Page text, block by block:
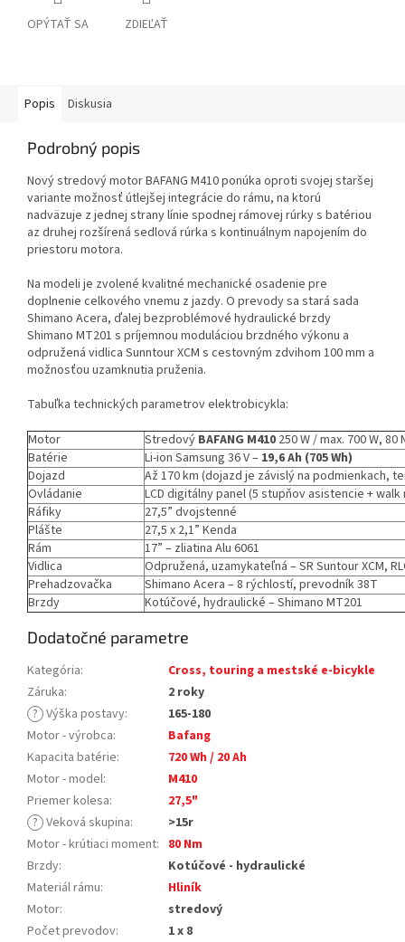
OPÝTAŤ SA ZDIEĽAŤ
Popis Diskusia
Podrobný popis
Nový stredový motor BAFANG M410 ponúka oproti svojej staršej
variante možnosť útlejšej integrácie do rámu, na ktorú
nadväzuje z jednej strany línie spodnej rámovej rúrky s batériou
az druhej rozšírená sedlová rúrka s kontinuálnym napojením do
priestoru motora.
Na modeli je zvolené kvalitné mechanické osadenie pre
doplnenie celkového vnemu z jazdy. O prevody sa stará sada
Shimano Acera, ďalej bezproblémové hydraulické brzdy
Shimano MT201 s príjemnou moduláciou brzdného výkonu a
odpružená vidlica Sunntour XCM s cestovným zdvihom 100 mm a
možnosťou uzamknutia pruženia.
Tabuľka technických parametrov elektrobicykla:
Motor
Stredový BAFANG M410 250 W / max. 700 W, 80
Batérie
Li-ion Samsung 36 V – 19,6 Ah (705 Wh)
Dojazd
Až 170 km (dojazd je závislý na podmienkach,
Ovládanie
LCD digitálny panel (5 stupňov asistencie + walk
Ráfiky
27,5” dvojstenné
Plášte
27,5 x 2,1” Kenda
Rám
17” – zliatina Alu 6061
Vidlica
Odpružená, uzamykateľná – SR Suntour XCM,
Prehadzovačka
Shimano Acera – 8 rýchlostí, prevodník 38T
Brzdy
Kotúčové, hydraulické – Shimano MT201
Dodatočné parametre
Kategória:
Cross, touring a mestské e-bicykle
Záruka:
2 roky
? Výška postavy:
165-180
Motor - výrobca:
Bafang
Kapacita batérie:
720 Wh / 20 Ah
Motor - model:
M410
Priemer kolesa:
27,5"
? Veková skupina:
>15r
Motor - krútiaci moment: 80 Nm
Brzdy:
Kotúčové - hydraulické
Materiál rámu:
Hliník
Motor:
stredový
Počet prevodov:
1 x 8